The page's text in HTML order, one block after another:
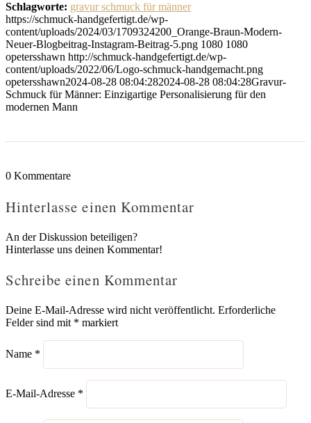
Schlagworte: gravur schmuck für männer
https://schmuck-handgefertigt.de/wp-
content/uploads/2024/03/1709324200_Orange-Braun-Modern-
Neuer-Blogbeitrag-Instagram-Beitrag-5.png 1080 1080
opetersshawn http://schmuck-handgefertigt.de/wp-
content/uploads/2022/06/Logo-schmuck-handgemacht.png
opetersshawn2024-08-28 08:04:282024-08-28 08:04:28Gravur-
Schmuck für Männer: Einzigartige Personalisierung für den
modernen Mann
0 Kommentare
Hinterlasse einen Kommentar
An der Diskussion beteiligen?
Hinterlasse uns deinen Kommentar!
Schreibe einen Kommentar
Deine E-Mail-Adresse wird nicht veröffentlicht. Erforderliche
Felder sind mit * markiert
Name *
E-Mail-Adresse *